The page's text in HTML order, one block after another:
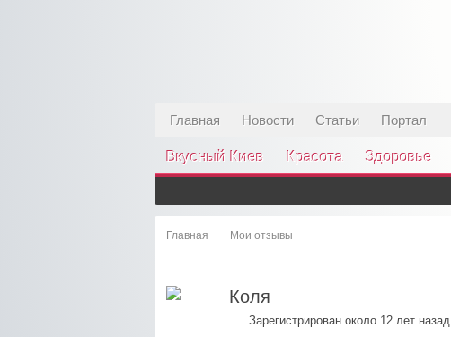
Главная Новости Статьи Портал
Вкусный Киев Красота Здоровье
Главная Мои отзывы
Коля
Зарегистрирован около 12 лет назад